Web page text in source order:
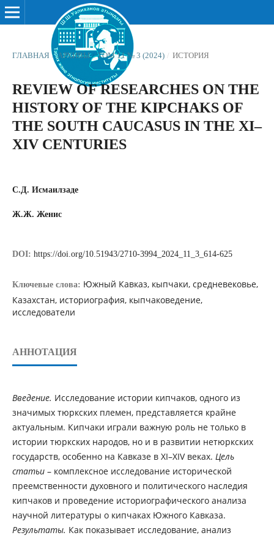
ГЛАВНАЯ / АРХИВЫ / ТОМ 11 № 3 (2024) / ИСТОРИЯ
REVIEW OF RESEARCHES ON THE
HISTORY OF THE KIPCHAKS OF
THE SOUTH CAUCASUS IN THE XI–
XIV CENTURIES
С.Д. Исмаилзаде
Ж.Ж. Женис
DOI: https://doi.org/10.51943/2710-3994_2024_11_3_614-625
Ключевые слова: Южный Кавказ, кыпчаки, средневековье,
Казахстан, историография, кыпчаковедение,
исследователи
АННОТАЦИЯ
Введение. Исследование истории кипчаков, одного из
значимых тюркских племен, представляется крайне
актуальным. Кипчаки играли важную роль не только в
истории тюркских народов, но и в развитии нетюркских
государств, особенно на Кавказе в XI–XIV веках. Цель
статьи– комплексное исследование исторической
преемственности духовного и политического наследия
кипчаков и проведение историографического анализа
научной литературы о кипчаках Южного Кавказа.
Результаты. Как показывает исследование, анализ